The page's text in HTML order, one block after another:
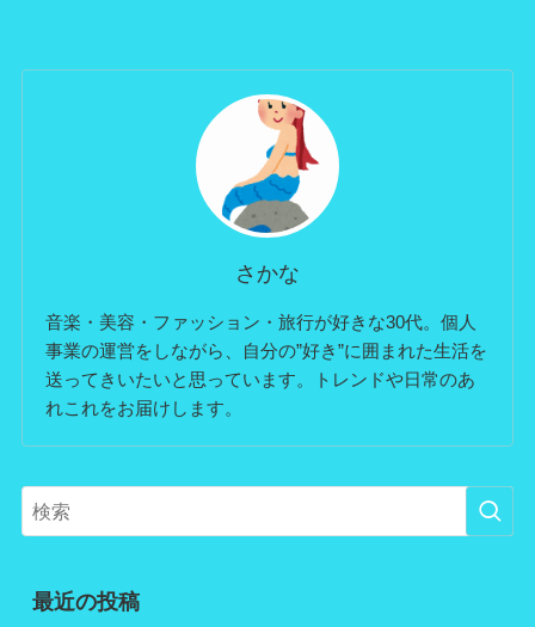
さかな
音楽・美容・ファッション・旅行が好きな30代。個人
事業の運営をしながら、自分の”好き”に囲まれた生活を
送ってきいたいと思っています。トレンドや日常のあ
れこれをお届けします。
最近の投稿